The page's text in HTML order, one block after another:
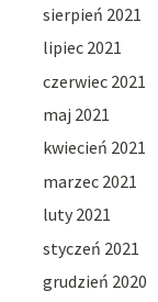
sierpień 2021
lipiec 2021
czerwiec 2021
maj 2021
kwiecień 2021
marzec 2021
luty 2021
styczeń 2021
grudzień 2020